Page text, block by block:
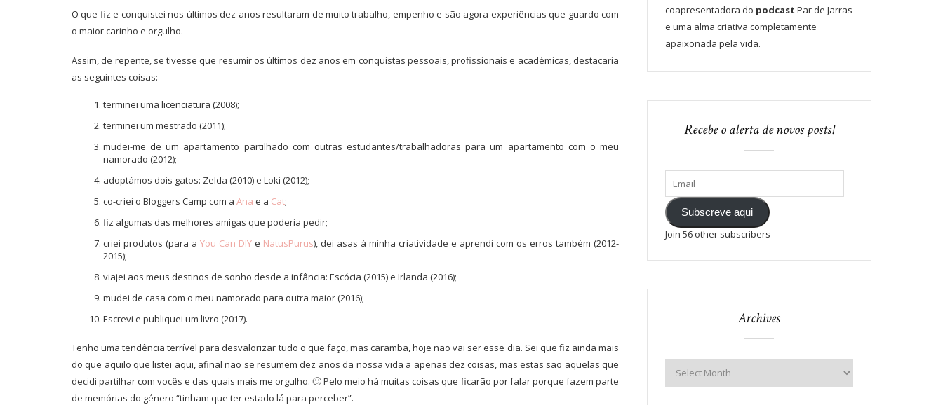
O que fiz e conquistei nos últimos dez anos resultaram de muito trabalho, empenho e são agora experiências que guardo com
o maior carinho e orgulho.
Assim, de repente, se tivesse que resumir os últimos dez anos em conquistas pessoais, profissionais e académicas, destacaria
as seguintes coisas:
terminei uma licenciatura (2008);
terminei um mestrado (2011);
mudei-me de um apartamento partilhado com outras estudantes/trabalhadoras para um apartamento com o meu
namorado (2012);
adoptámos dois gatos: Zelda (2010) e Loki (2012);
co-criei o Bloggers Camp com a Ana e a Cat;
fiz algumas das melhores amigas que poderia pedir;
criei produtos (para a You Can DIY e NatusPurus), dei asas à minha criatividade e aprendi com os erros também (2012-
2015);
viajei aos meus destinos de sonho desde a infância: Escócia (2015) e Irlanda (2016);
mudei de casa com o meu namorado para outra maior (2016);
Escrevi e publiquei um livro (2017).
Tenho uma tendência terrível para desvalorizar tudo o que faço, mas caramba, hoje não vai ser esse dia. Sei que fiz ainda mais
do que aquilo que listei aqui, afinal não se resumem dez anos da nossa vida a apenas dez coisas, mas estas são aquelas que
decidi partilhar com vocês e das quais mais me orgulho. 🙂 Pelo meio há muitas coisas que ficarão por falar porque fazem parte
de memórias do género “tinham que ter estado lá para perceber”.
coapresentadora do podcast Par de Jarras
e uma alma criativa completamente
apaixonada pela vida.
Recebe o alerta de novos posts!
Subscreve aqui
Join 56 other subscribers
Archives